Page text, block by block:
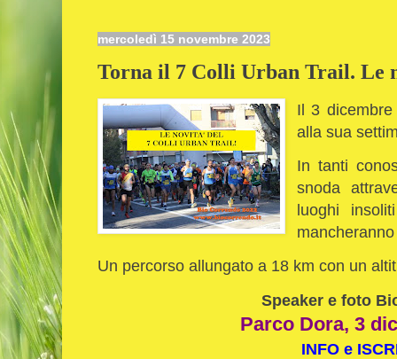
mercoledì 15 novembre 2023
Torna il 7 Colli Urban Trail. Le
Il 3
alla sua
In tanti
snoda
luoghi
Un percorso allungato a 18 km con un
Speaker e foto
Parco Dora, 3
INFO e